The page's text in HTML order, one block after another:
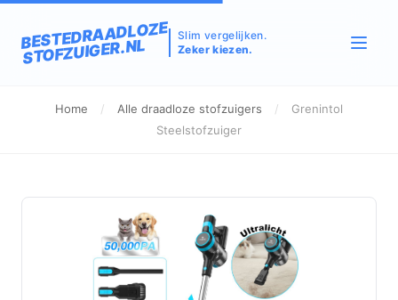
BESTEDRAADLOZE
STOFZUIGER.NL
Slim vergelijken.
Zeker kiezen.
Home / Alle draadloze stofzuigers /
Grenintol
Steelstofzuiger